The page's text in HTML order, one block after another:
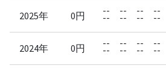
2025年 0円 --
--
--
--
--
--
--
--
2024年 0円 --
--
--
--
--
--
--
--